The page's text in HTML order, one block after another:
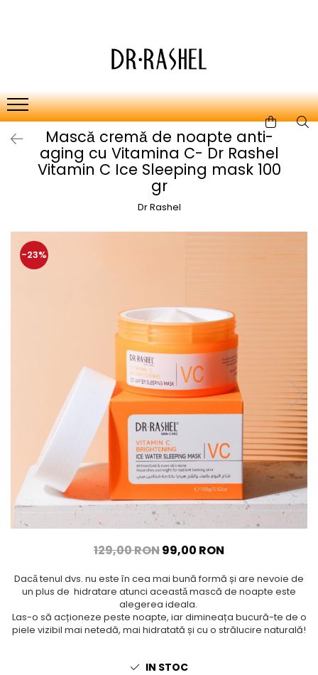
Lotiuni tonice
Creme de zi
Creme de noapte
Serumuri
Ingrediente de baza
Colagen
Vitamina c
Retinol
AHA BHA
Aloe Vera
Mascǎ cremǎ de noapte anti-
aging cu Vitamina C- Dr Rashel
Vitamin C Ice Sleeping mask 100
gr
Dr Rashel
-23%
129,00 RON99,00 RON
Dacǎ tenul dvs. nu este în cea mai bună formă și are nevoie de
un plus de hidratare atunci aceastǎ mască de noapte este
alegerea ideala.
Las-o să acționeze peste noapte, iar dimineața bucură-te de o
piele vizibil mai netedă, mai hidratată și cu o strălucire naturală!
IN STOC